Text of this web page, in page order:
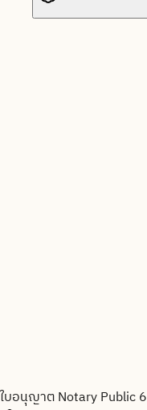
ใบอนุญาต Notary Public